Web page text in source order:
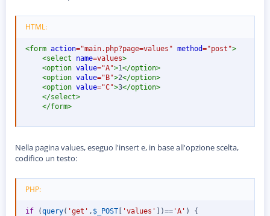
o
HTML:
<form action="main.php?page=values " method="post ">
<select name=values>
<option value="A">1</option>
<option value=" B">2</option>
<option value="C">3</option>
</select>
</form>
Nella pagina values, eseguo l'insert e, in base all'opzione scelta,
codifico un testo:
PHP:
if (query( 'get' , $_POST 'values' )== 'A' )
{